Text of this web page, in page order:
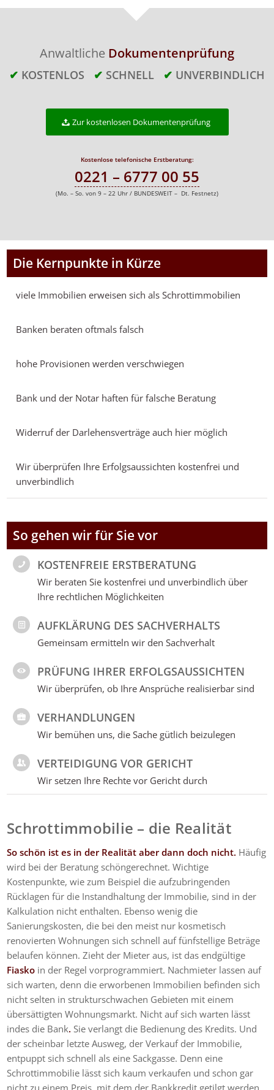
Anwaltliche Dokumentenprüfung
✔ KOSTENLOS ✔ SCHNELL ✔ UNVERBINDLICH
Zur kostenlosen Dokumentenprüfung
Kostenlose telefonische Erstberatung:
0221 – 6777 00 55
(Mo. – So. von 9 – 22 Uhr / BUNDESWEIT – Dt. Festnetz)
Die Kernpunkte in Kürze
viele Immobilien erweisen sich als Schrottimmobilien
Banken beraten oftmals falsch
hohe Provisionen werden verschwiegen
Bank und der Notar haften für falsche Beratung
Widerruf der Darlehensverträge auch hier möglich
Wir überprüfen Ihre Erfolgsaussichten kostenfrei und
unverbindlich
So gehen wir für Sie vor
KOSTENFREIE ERSTBERATUNG
Wir beraten Sie kostenfrei und unverbindlich über
Ihre rechtlichen Möglichkeiten
AUFKLÄRUNG DES SACHVERHALTS
Gemeinsam ermitteln wir den Sachverhalt
PRÜFUNG IHRER ERFOLGSAUSSICHTEN
Wir überprüfen, ob Ihre Ansprüche realisierbar sind
VERHANDLUNGEN
Wir bemühen uns, die Sache gütlich beizulegen
VERTEIDIGUNG VOR GERICHT
Wir setzen Ihre Rechte vor Gericht durch
Schrottimmobilie – die Realität
So schön ist es in der Realität aber dann doch nicht. Häufig
wird bei der Beratung schöngerechnet. Wichtige
Kostenpunkte, wie zum Beispiel die aufzubringenden
Rücklagen für die Instandhaltung der Immobilie, sind in der
Kalkulation nicht enthalten. Ebenso wenig die
Sanierungskosten, die bei den meist nur kosmetisch
renovierten Wohnungen sich schnell auf fünfstellige Beträge
belaufen können. Zieht der Mieter aus, ist das endgültige
Fiasko in der Regel vorprogrammiert. Nachmieter lassen auf
sich warten, denn die erworbenen Immobilien befinden sich
nicht selten in strukturschwachen Gebieten mit einem
übersättigten Wohnungsmarkt. Nicht auf sich warten lässt
indes die Bank. Sie verlangt die Bedienung des Kredits. Und
der scheinbar letzte Ausweg, der Verkauf der Immobilie,
entpuppt sich schnell als eine Sackgasse. Denn eine
Schrottimmobilie lässt sich kaum verkaufen und schon gar